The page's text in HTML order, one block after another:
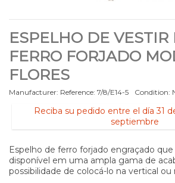
ESPELHO DE VESTIR
FERRO FORJADO
FLORES
Manufacturer: Reference: 7/8/E14-5 Condition:
Reciba su pedido entre el día 31
septiembre
Espelho de ferro forjado engraçado
disponível em uma ampla gama de
possibilidade de colocá-lo na vertical ou